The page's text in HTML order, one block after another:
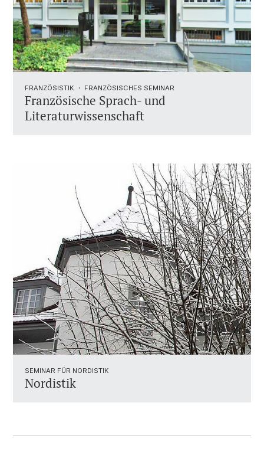
FRANZÖSISTIK ・ FRANZÖSISCHES SEMINAR
Französische Sprach- und
Literaturwissenschaft
SEMINAR FÜR NORDISTIK
Nordistik